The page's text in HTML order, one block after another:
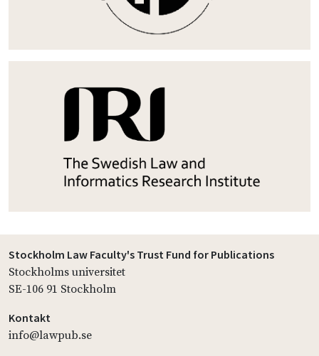
Stockholm Law Faculty's Trust Fund for Publications
Stockholms universitet
SE-106 91 Stockholm
Kontakt
info@lawpub.se